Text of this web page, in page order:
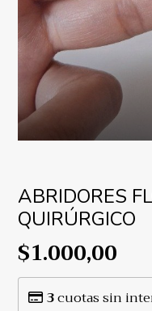
ABRIDORES
QUIRÚRGICO
$1.000,00
3cuotas sin